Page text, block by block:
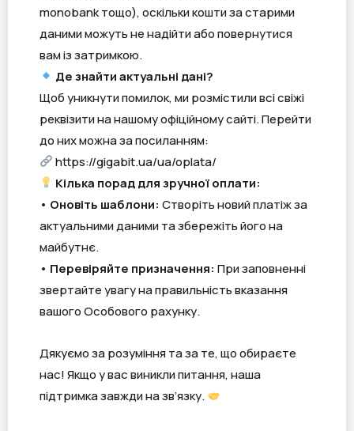
monobank тощо), оскільки кошти за старими
даними можуть не надійти або повернутися
вам із затримкою.
Де знайти актуальні дані?
Щоб уникнути помилок, ми розмістили всі свіжі
реквізити на нашому офіційному сайті. Перейти
до них можна за посиланням:
https://gigabit.ua/ua/oplata/
Кілька порад для зручної оплати:
• Оновіть шаблони: Створіть новий платіж за
актуальними даними та збережіть його на
майбутнє.
• Перевіряйте призначення: При заповненні
звертайте увагу на правильність вказання
вашого Особового рахунку.
Дякуємо за розуміння та за те, що обираєте
нас! Якщо у вас виникли питання, наша
підтримка завжди на зв’язку.